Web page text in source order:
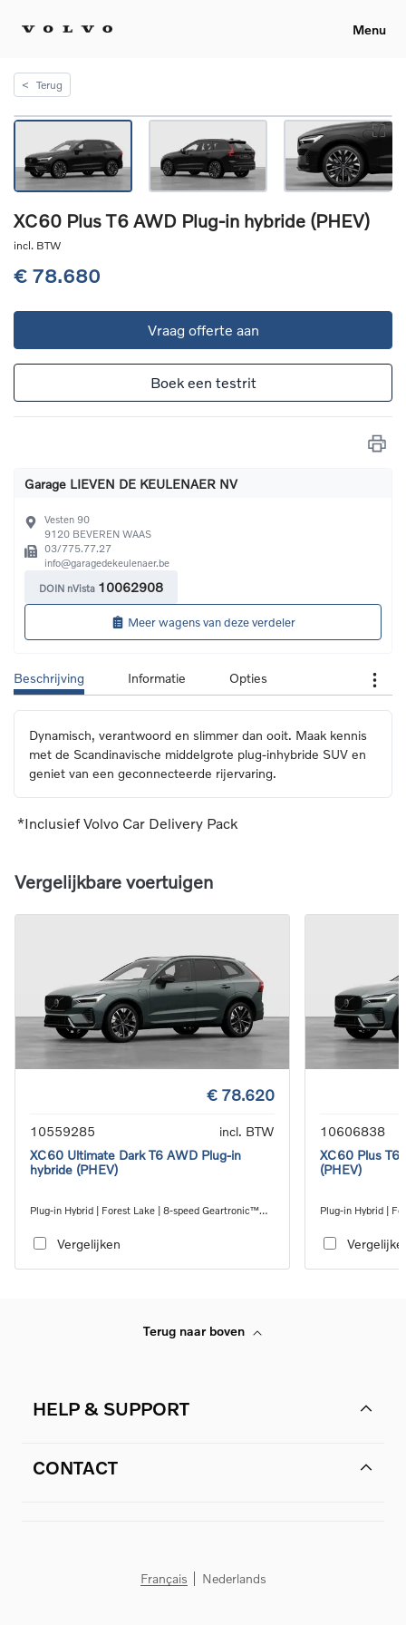
Menu
< Terug
XC60 Plus T6 AWD Plug-in hybride (PHEV)
incl. BTW
€ 78.680
Vraag offerte aan
Boek een testrit
Garage LIEVEN DE KEULENAER NV
Vesten 90
9120 BEVEREN WAAS
03/775.77.27
info@garagedekeulenaer.be
DOIN nVista 10062908
Meer wagens van deze verdeler
Beschrijving Informatie Opties
Dynamisch, verantwoord en slimmer dan ooit. Maak kennis
met de Scandinavische middelgrote plug-inhybride SUV en
geniet van een geconnecteerde rijervaring.
*Inclusief Volvo Car Delivery Pack
Vergelijkbare voertuigen
€ 78.620
10559285
incl. BTW
XC60 Ultimate Dark T6 AWD Plug-in
hybride (PHEV)
Plug-in Hybrid | Forest Lake | 8-speed Geartronic™
Vergelijken
10606838
XC60 Plus T6
(PHEV)
Plug-in Hybrid |
Terug naar boven
HELP & SUPPORT
CONTACT
Français Nederlands